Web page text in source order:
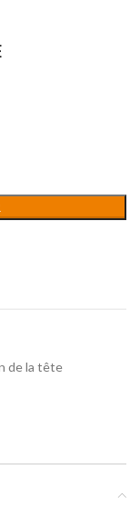
de la tête